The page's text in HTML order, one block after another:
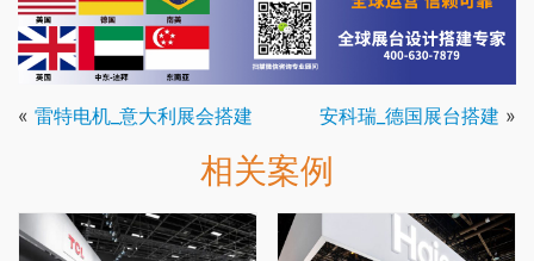
« 雷特电机_意大利展会搭建 安科瑞_德国展台搭建 »
相关案例